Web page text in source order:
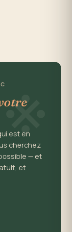
※
est en
cherchez
— et
et